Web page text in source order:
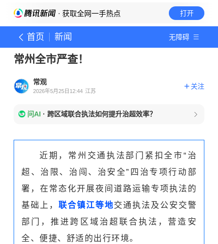
· 获取全网一手热点 打开
首页 新闻 无障碍
常州全市严查！
常观
2026年5月25日12:44 江苏
关注
问AI · 跨区域联合执法如何提升治超效率？
近期，常州交通执法部门紧扣全市“治
超、治限、治闯、治安全”四治专项行动部
署，在常态化开展夜间道路运输专项执法的
基础上， 联合镇江等地交通执法及公安交警
部门，推进跨区域治超联合执法，营造安
全、便捷、舒适的出行环境。